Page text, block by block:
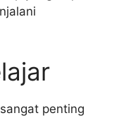
penting